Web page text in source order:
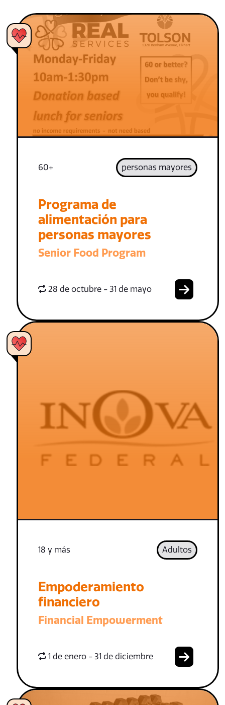
60+ personas mayores
Programa de
alimentación para
personas mayores
Senior Food Program
28 de octubre - 31 de mayo
18 y más Adultos
Empoderamiento
financiero
Financial Empowerment
1 de enero - 31 de diciembre